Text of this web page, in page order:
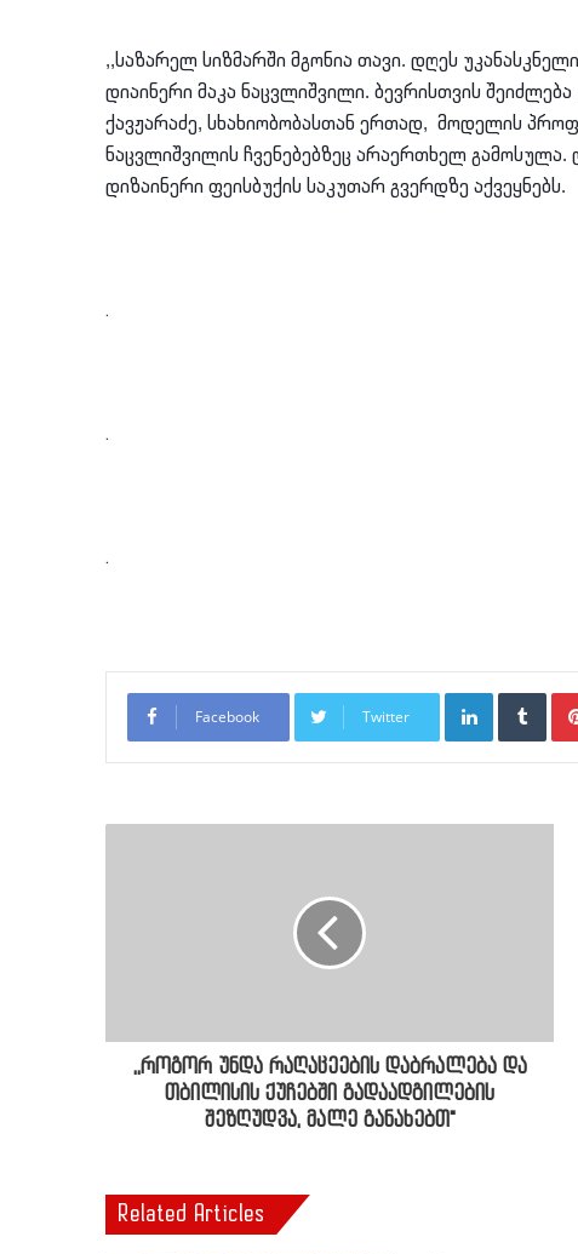
,,საზარელ სიზმარში მგონია თავი. დღეს
დიაინერი მაკა ნაცვლიშვილი. ბევრისთვის
ქავჟარაძე, სხახიობობასთან ერთად, მოდელის
ნაცვლიშვილის ჩვენებებზეც არაერთხელ
დიზაინერი ფეისბუქის საკუთარ გვერდზე აქვეყნებს.
.
.
.
Facebook Twitter
LinkedIn
,,როგორ უნდა რაღაცეების დაბრალება და
თბილისის ქუჩებში გადაადგილების
შეზღუდვა, მალე განახებთ"
Related Articles